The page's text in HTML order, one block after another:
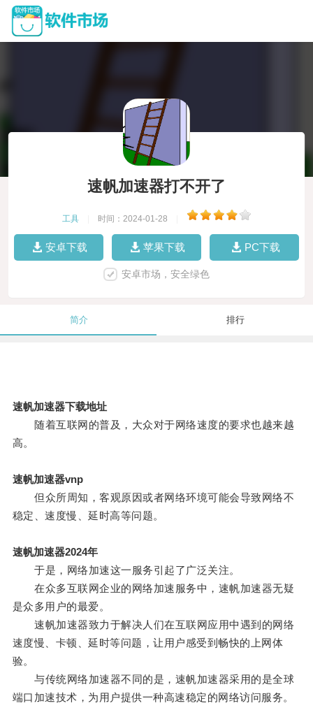
速帆加速器打不开了
工具 时间：2024-01-28
安卓下载 苹果下载 PC下载
安卓市场，安全绿色
简介 排行
速帆加速器下载地址
随着互联网的普及，大众对于网络速度的要求也越来越
高。
速帆加速器vnp
但众所周知，客观原因或者网络环境可能会导致网络不
稳定、速度慢、延时高等问题。
速帆加速器2024年
于是，网络加速这一服务引起了广泛关注。
在众多互联网企业的网络加速服务中，速帆加速器无疑
是众多用户的最爱。
速帆加速器致力于解决人们在互联网应用中遇到的网络
速度慢、卡顿、延时等问题，让用户感受到畅快的上网体
验。
与传统网络加速器不同的是，速帆加速器采用的是全球
端口加速技术，为用户提供一种高速稳定的网络访问服务。